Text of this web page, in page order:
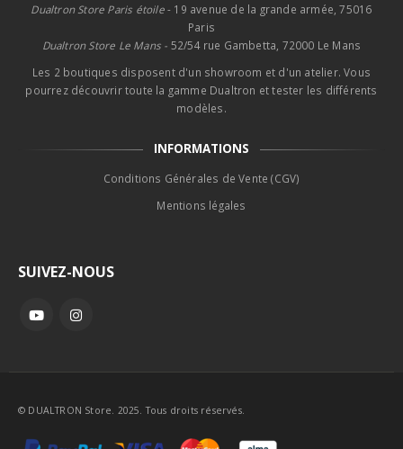
Dualtron Store Paris étoile- 19 avenue de la grande armée, 75016
Paris
Dualtron Store Le Mans - 52/54 rue Gambetta, 72000 Le Mans
Les 2 boutiques disposent d'un showroom et d'un atelier. Vous
pourrez découvrir toute la gamme Dualtron et tester les différents
modèles.
INFORMATIONS
Conditions Générales de Vente (CGV)
Mentions légales
SUIVEZ-NOUS
© DUALTRON Store. 2025. Tous droits réservés.